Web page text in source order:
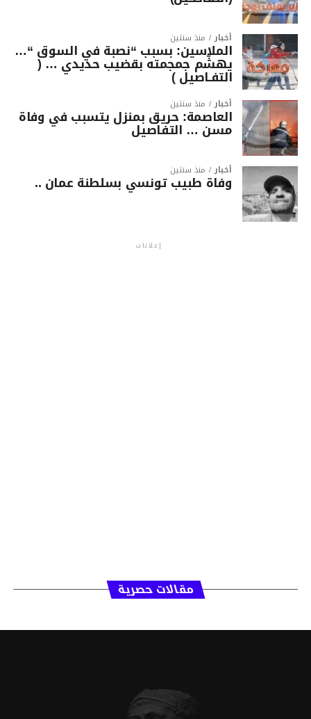
أخبار منذ سنتين
الملاسين: بسبب “نصبة في السوق “…
يهشّم جمجمته بقضيب حديدي … (
التفـاصيل )
أخبار منذ سنتين
العاصمة: حريق بمنزل يتسبب في وفاة
مسن … التفاصيل
أخبار منذ سنتين
وفاة طبيب تونسي بسلطنة عمان ..
إعلانات
مقالات حصرية